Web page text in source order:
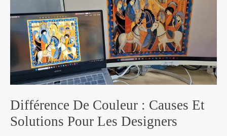
Différence De Couleur : Causes Et
Solutions Pour Les Designers
Causes
et
solutions
pour
les
designers